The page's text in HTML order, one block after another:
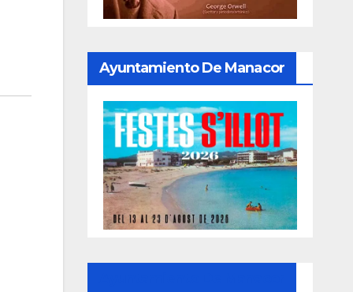
Ayuntamiento De Manacor